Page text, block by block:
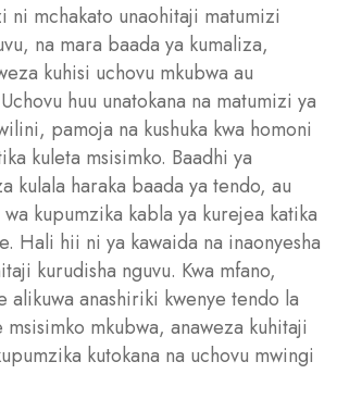
ni mchakato unaohitaji matumizi
na mara baada ya kumaliza,
kuhisi uchovu mkubwa au
huu unatokana na matumizi ya
pamoja na kushuka kwa homoni
kuleta msisimko. Baadhi ya
kulala haraka baada ya tendo, au
kupumzika kabla ya kurejea katika
Hali hii ni ya kawaida na inaonyesha
kurudisha nguvu. Kwa mfano,
alikuwa anashiriki kwenye tendo la
mkubwa, anaweza kuhitaji
kutokana na uchovu mwingi